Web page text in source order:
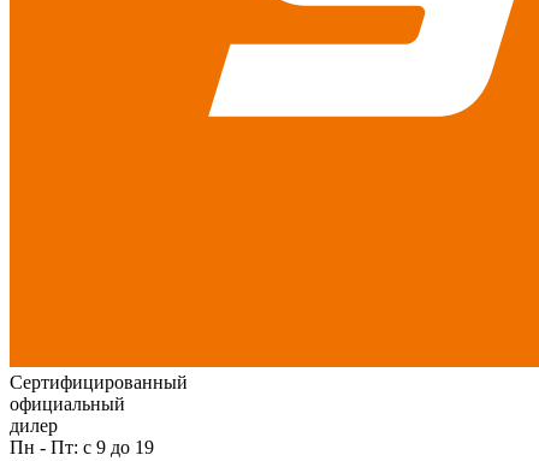
Сертифицированный
официальный
дилер
Пн - Пт: с 9 до 19